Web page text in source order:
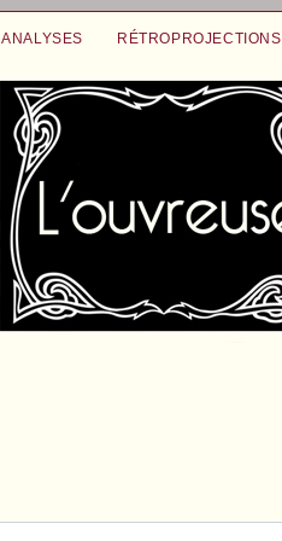
ANALYSES RÉTROPROJECTIONS